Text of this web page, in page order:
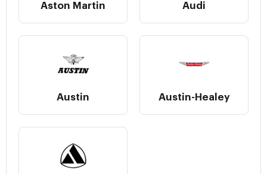
Aston Martin Audi
Austin Austin-Healey